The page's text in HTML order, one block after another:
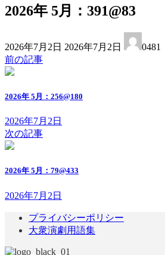
2026年 5月：391@83
2026年7月2日 終
時
2026年7月2日
0481
前の記事
2026年 5月：256@180
2026年7月2日
次の記事
2026年 5月：79@433
2026年7月2日
プライバシーポリシー
大衆演劇用語集